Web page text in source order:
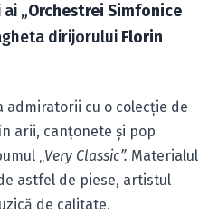
„Orchestrei Simfonice
dirijorului Florin
admiratorii cu o colecţie de
arii, canţonete şi pop
„ Very Classic”. Materialul
astfel de piese, artistul
de calitate.